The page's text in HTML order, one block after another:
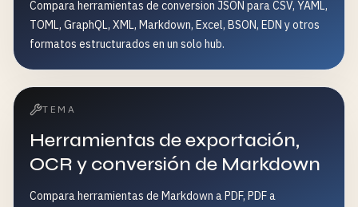
Compara herramientas de conversion JSON para CSV, YAML,
TOML, GraphQL, XML, Markdown, Excel, BSON, EDN y otros
formatos estructurados en un solo hub.
TEMA
Herramientas de exportación,
OCR y conversión de Markdown
Compara herramientas de Markdown a PDF, PDF a